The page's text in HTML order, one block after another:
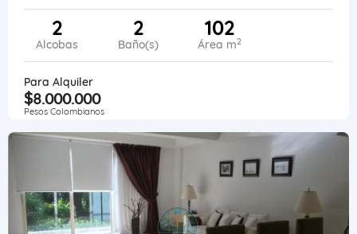
2
Alcobas
2
Baño(s)
102
Área m2
Para Alquiler
$8.000.000
Pesos Colombianos